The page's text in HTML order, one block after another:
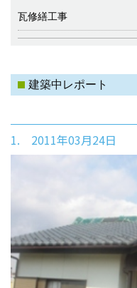
瓦修繕工事
建築中レポート
1. 2011年03月24日